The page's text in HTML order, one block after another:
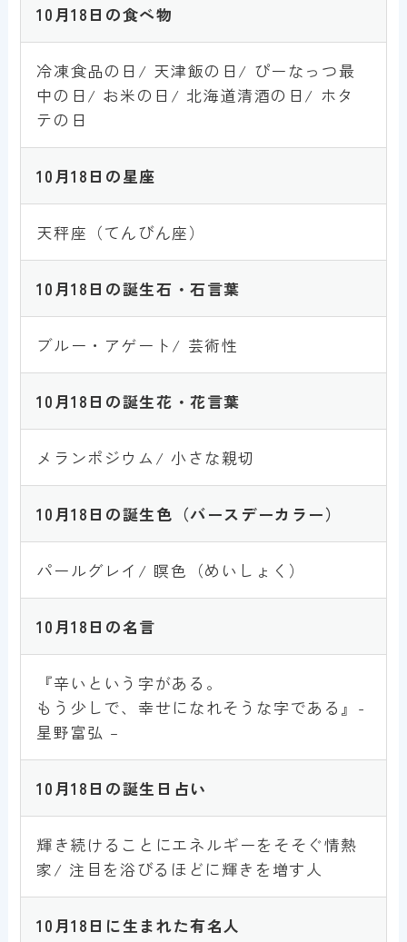
10 月18 日 の食べ物
冷凍食品の日/ 天津飯の日/ ぴーなっつ最
中の日/ お米の日/ 北海道清酒の日/ ホタ
テの日
10月18 日 の星座
天秤座（てんびん座）
10月18 日 の誕生石・石言葉
ブルー・アゲート/ 芸術性
10月18 日 の誕生花・花言葉
メランポジウム/ 小さな親切
10月18日 の誕生色 （バースデーカラー）
パールグレイ/ 瞑色（めいしょく）
10月18 日 の名言
『辛いという字がある。
もう少しで、幸せになれそうな字である』-
星野富弘 –
10月18日 の誕生日占い
輝き続けることにエネルギーをそそぐ情熱
家/ 注目を浴びるほどに輝きを増す人
10月18 日 に生まれた有名人